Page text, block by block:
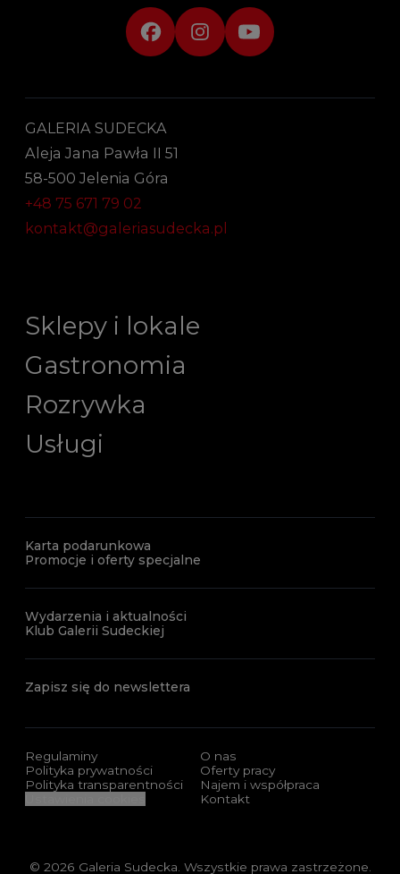
GALERIA SUDECKA
Aleja Jana Pawła II 51
58-500 Jelenia Góra
+48 75 671 79 02
kontakt@galeriasudecka.pl
Sklepy i lokale
Gastronomia
Rozrywka
Usługi
Karta podarunkowa
Promocje i oferty specjalne
Wydarzenia i aktualności
Klub Galerii Sudeckiej
Zapisz się do newslettera
Regulaminy
Polityka prywatności
Polityka transparentności
O nas
Oferty pracy
Najem i współpraca
Kontakt
© 2026 Galeria Sudecka. Wszystkie prawa zastrzeżone.